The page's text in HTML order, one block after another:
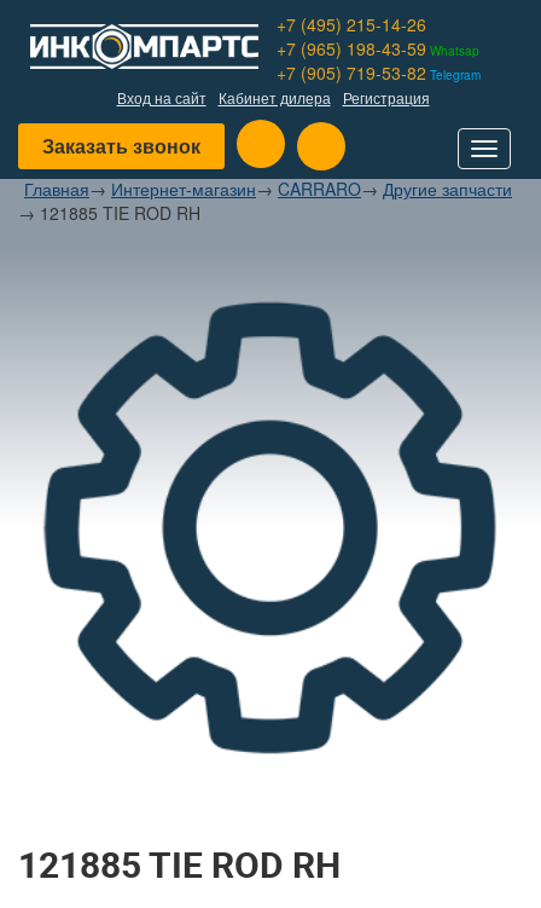
+7 (495) 215-14-26
+7 (965) 198-43-59 Whatsap
+7 (905) 719-53-82 Telegram
Вход на сайт Кабинет дилера Регистрация
Заказать звонок
Toggle
Главная→ Интернет-магазин→ CARRARO→ Другие запчасти
→ 121885 TIE ROD RH
121885 TIE ROD RH